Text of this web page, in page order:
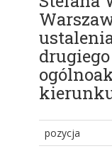
pozycja